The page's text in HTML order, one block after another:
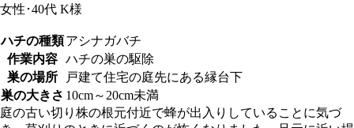
女性･40代 K様
ハチの種類アシナガバチ
作業内容 ハチの巣の駆除
巣の場所
戸建て住宅の庭先にある縁台下
巣の大きさ 10cm～20cm未満
庭の古い切り株の根元付近で蜂が出入りしていることに気づ